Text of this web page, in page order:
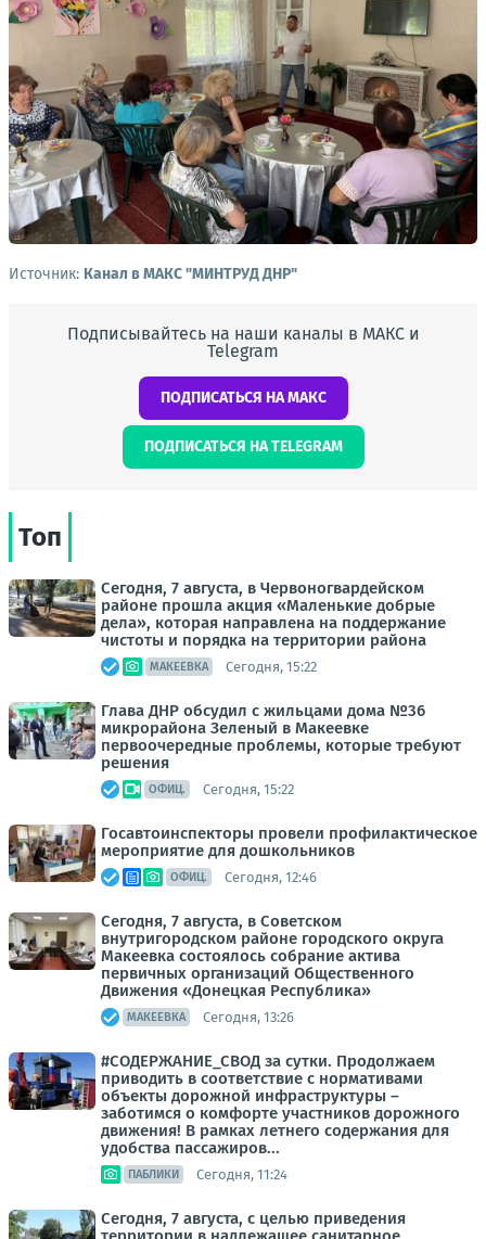
Источник: Канал в МАКС "МИНТРУД ДНР"
Подписывайтесь на наши каналы в МАКС и
Telegram
ПОДПИСАТЬСЯ НА МАКС
ПОДПИСАТЬСЯ НА TELEGRAM
Топ
Сегодня, 7 августа, в Червоногвардейском
районе прошла акция «Маленькие добрые
дела», которая направлена на поддержание
чистоты и порядка на территории района
МАКЕЕВКА Сегодня, 15:22
Глава ДНР обсудил с жильцами дома №36
микрорайона Зеленый в Макеевке
первоочередные проблемы, которые требуют
решения
ОФИЦ. Сегодня, 15:22
Госавтоинспекторы провели профилактическое
мероприятие для дошкольников
ОФИЦ. Сегодня, 12:46
Сегодня, 7 августа, в Советском
внутригородском районе городского округа
Макеевка состоялось собрание актива
первичных организаций Общественного
Движения «Донецкая Республика»
МАКЕЕВКА Сегодня, 13:26
#СОДЕРЖАНИЕ_СВОД за сутки. Продолжаем
приводить в соответствие с нормативами
объекты дорожной инфраструктуры –
заботимся о комфорте участников дорожного
движения! В рамках летнего содержания для
удобства пассажиров...
ПАБЛИКИ Сегодня, 11:24
Сегодня, 7 августа, с целью приведения